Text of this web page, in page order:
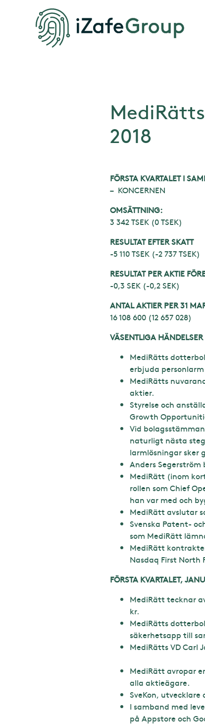
2018
FÖRSTA KVARTALET I
– KONCERNEN
OMSÄTTNING:
3 342 TSEK (0 TSEK)
RESULTAT EFTER SKATT
-5 110 TSEK (-2 737 TSEK)
RESULTAT PER AKTIE
-0,3 SEK (-0,2 SEK)
ANTAL AKTIER PER 31
16 108 600 (12 657 028)
VÄSENTLIGA
MediRätts
erbjuda
MediRätts
aktier.
Styrelse och
Growth
Vid
naturligt nästa
larmlösningar sker
Anders
MediRätt (inom
rollen som Chief
han var med och
MediRätt avslutar
Svenska Patent-
som MediRätt
MediRätt
Nasdaq First North
FÖRSTA KVARTALET,
MediRätt tecknar
kr.
MediRätts
säkerhetsapp till
MediRätts
MediRätt avropar
alla aktieägare.
SveKon, utvecklare
I samband med
på Appstore och